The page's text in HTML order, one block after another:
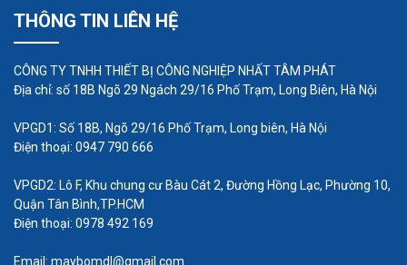
THÔNG TIN LIÊN HỆ
CÔNG TY TNHH THIẾT BỊ CÔNG NGHIỆP NHẤT TÂM PHÁT
Địa chỉ: số 18B Ngõ 29 Ngách 29/16 Phố Trạm, Long Biên, Hà Nội
VPGD1: Số 18B, Ngõ 29/16 Phố Trạm, Long biên, Hà Nội
Điện thoại: 0947 790 666
VPGD2: Lô F, Khu chung cư Bàu Cát 2, Đường Hồng Lạc, Phường 10,
Quận Tân Bình,TP.HCM
Điện thoại: 0978 492 169
Email: maybomdl@gmail.com